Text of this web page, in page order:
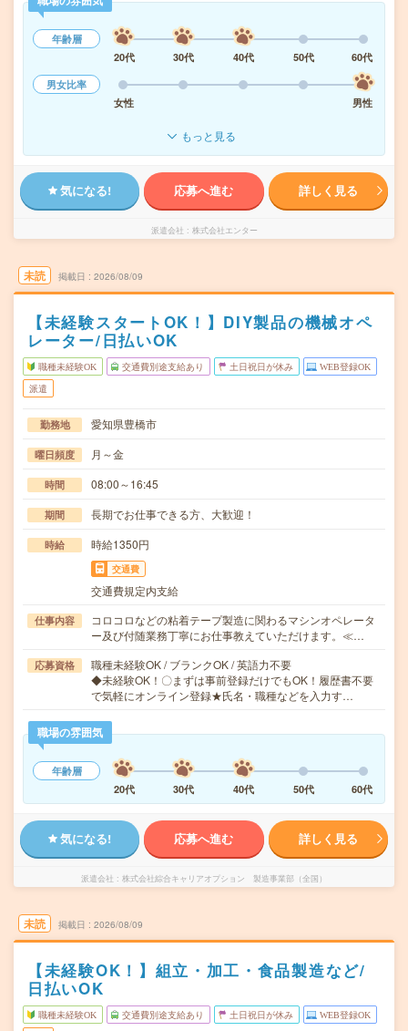
年齢層
20代
30代 40代 50代
60代
男女比率
女性
男性
もっと見る
気になる! 応募へ進む 詳しく見る
派遣会社 株式会社エンター
未読 掲載日 2026/08/09
【未経験スタートOK！】DIY製品の機械オペ
レーター/日払いOK
職種未経験OK 交通費別途支給あり 土日祝日が休み WEB登録OK
派遣
勤務地 愛知県豊橋市
曜日頻度 月～金
時間 08:00～16:45
期間 長期でお仕事できる方、大歓迎！
時給 時給1350円
交通費
交通費規定内支給
仕事内容
コロコロなどの粘着テープ製造に関わるマシンオペレータ
ー及び付随業務丁寧にお仕事教えていただけます。≪…
応募資格
職種未経験OK / ブランクOK / 英語力不要
◆未経験OK！〇まずは事前登録だけでもOK！履歴書不要
で気軽にオンライン登録★氏名・職種などを入力す…
職場の雰囲気
年齢層
20代
30代 40代 50代 60代
気になる! 応募へ進む 詳しく見る
派遣会社 株式会社綜合キャリアオプション 製造事業部（全国）
未読 掲載日 2026/08/09
【未経験OK！】組立・加工・食品製造など/
日払いOK
職種未経験OK 交通費別途支給あり 土日祝日が休み WEB登録OK